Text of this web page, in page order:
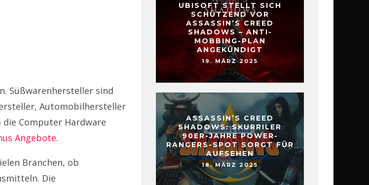
Süßwarenhersteller sind
Automobilhersteller
die Computer Hardware
Angebote.
Branchen, ob
Die
UBISOFT STELLT SICH
SCHÜTZEND VOR
ASSASSIN’S CREED
SHADOWS – ANTI-
MOBBING-PLAN
ANGEKÜNDIGT
19. MÄRZ 2025
ASSASSIN’S CREED
SHADOWS: SKURRILER
90ER-JAHRE POWER-
RANGERS-SPOT SORGT FÜR
AUFSEHEN
18. MÄRZ 2025